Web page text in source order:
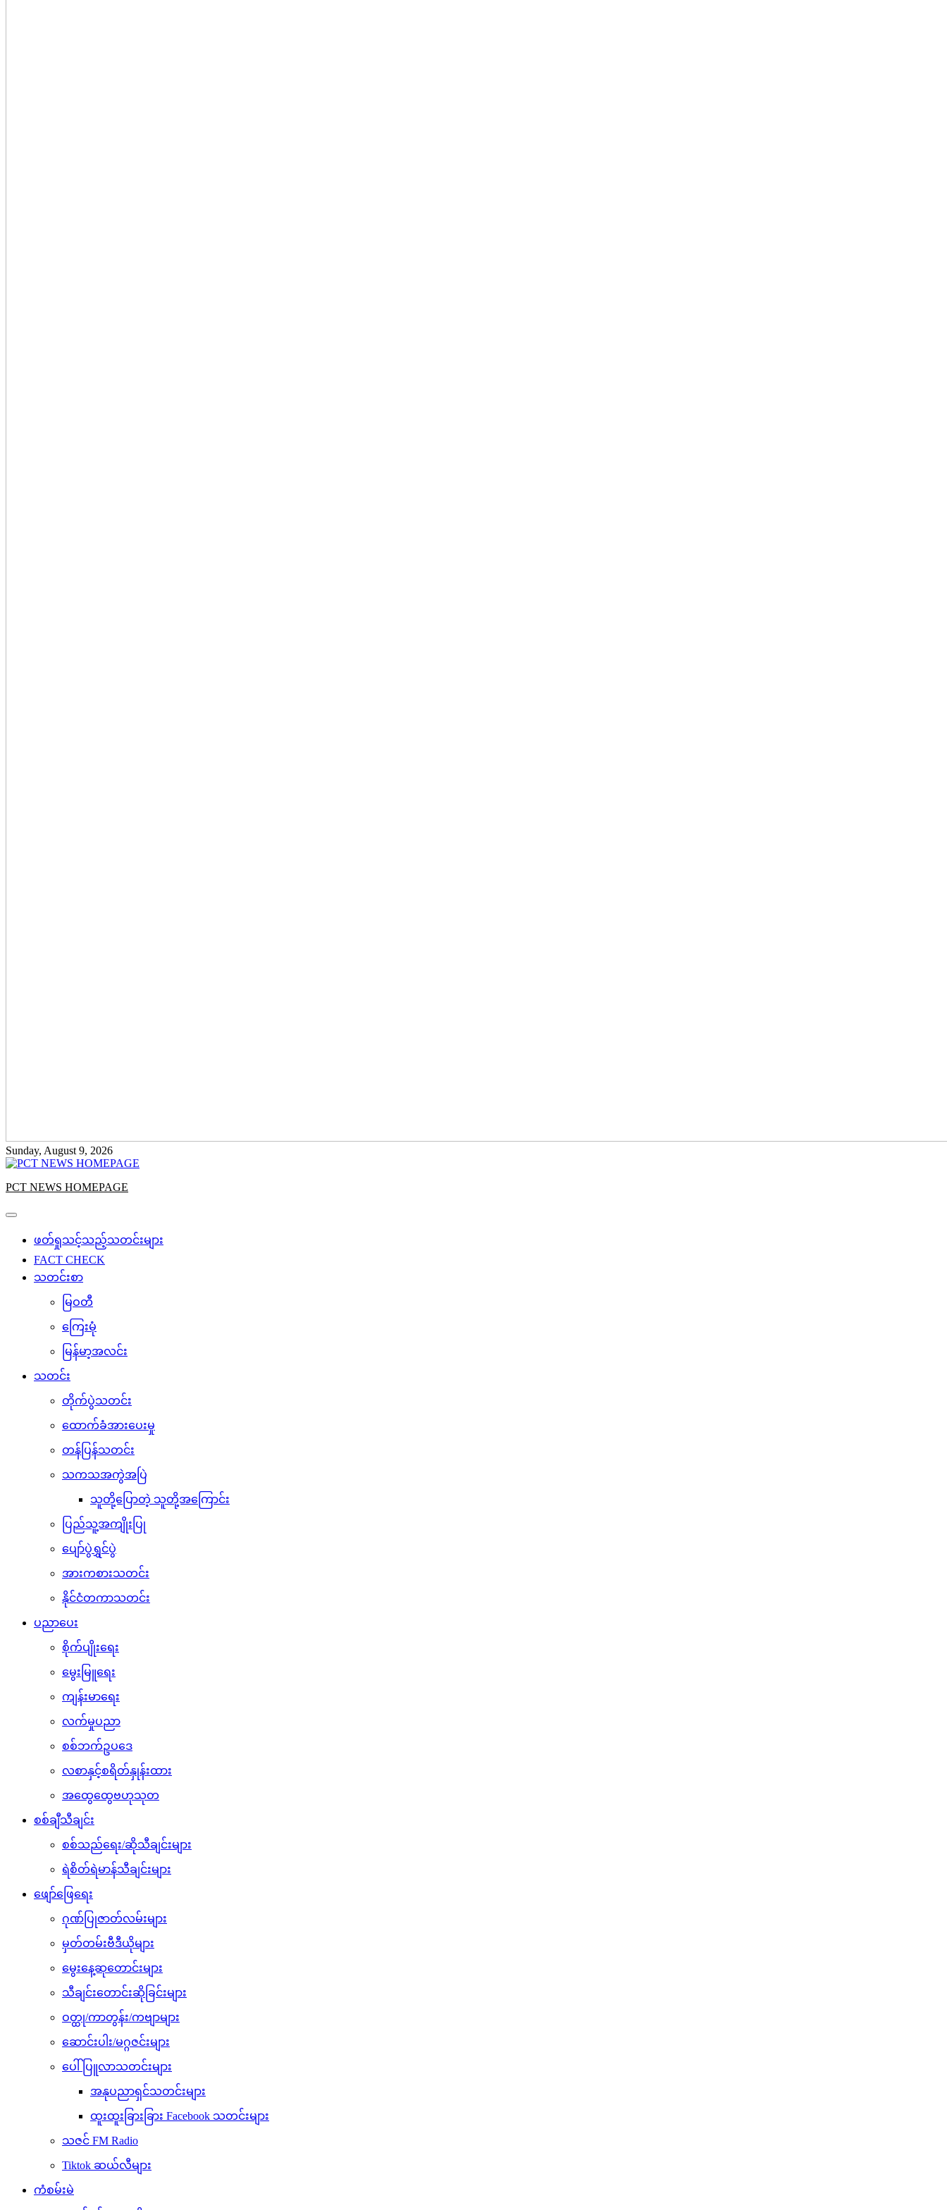
Sunday, August 9, 2026
PCT NEWS HOMEPAGE
ဖတ်ရှုသင့်သည့်သတင်းများ
FACT CHECK
သတင်းစာ
မြဝတီ
ကြေးမုံ
မြန်မာ့အလင်း
သတင်း
တိုက်ပွဲသတင်း
ထောက်ခံအားပေးမှု
တန်ပြန်သတင်း
သကသအကွဲအပြဲ
သူတို့ပြောတဲ့ သူတို့အကြောင်း
ပြည်သူ့အကျိုးပြု
ပျော်ပွဲရွှင်ပွဲ
အားကစားသတင်း
နိုင်ငံတကာသတင်း
ပညာပေး
စိုက်ပျိုးရေး
မွေးမြူရေး
ကျန်းမာရေး
လက်မှုပညာ
စစ်ဘက်ဥပဒေ
လစာနှင့်စရိတ်နှုန်းထား
အထွေထွေဗဟုသုတ
စစ်ချီသီချင်း
စစ်သည်ရေး/ဆိုသီချင်းများ
ရဲစိတ်ရဲမာန်သီချင်းများ
ဖျော်ဖြေရေး
ဂုဏ်ပြုဇာတ်လမ်းများ
မှတ်တမ်းဗီဒီယိုများ
မွေးနေ့ဆုတောင်းများ
သီချင်းတောင်းဆိုခြင်းများ
ဝတ္ထု/ကာတွန်း/ကဗျာများ
ဆောင်းပါး/မဂ္ဂဇင်းများ
ပေါ်ပြူလာသတင်းများ
အနုပညာရှင်သတင်းများ
ထူးထူးခြားခြား Facebook သတင်းများ
သဇင် FM Radio
Tiktok ဆယ်လီများ
ကံစမ်းမဲ